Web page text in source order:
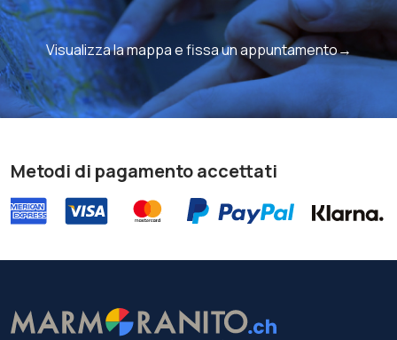
Visualizza la mappa e fissa un appuntamento→
Metodi di pagamento accettati